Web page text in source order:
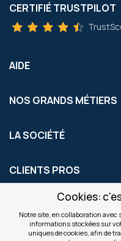
Cookies:
Notre site, en collaboration
informations stockées sur
uniques de cookies, afin de
CERTIFIÉ TRUSTPILOT
AIDE
NOS GRANDS MÉTIERS
LA SOCIÉTÉ
CLIENTS PROS
S'INSCRIRE AUX
Inscription